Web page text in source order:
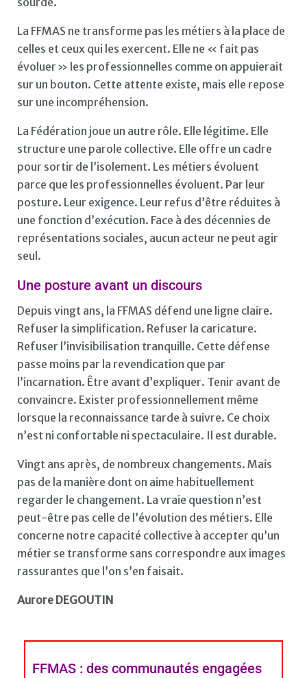
La FFMAS ne transforme pas les métiers à la place de
celles et ceux qui les exercent. Elle ne « fait pas
évoluer » les professionnelles comme on appuierait
sur un bouton. Cette attente existe, mais elle repose
sur une incompréhension.
La Fédération joue un autre rôle. Elle légitime. Elle
structure une parole collective. Elle offre un cadre
pour sortir de l’isolement. Les métiers évoluent
parce que les professionnelles évoluent. Par leur
posture. Leur exigence. Leur refus d’être réduites à
une fonction d’exécution. Face à des décennies de
représentations sociales, aucun acteur ne peut agir
seul.
Une posture avant un discours
Depuis vingt ans, la FFMAS défend une ligne claire.
Refuser la simplification. Refuser la caricature.
Refuser l’invisibilisation tranquille. Cette défense
passe moins par la revendication que par
l’incarnation. Être avant d’expliquer. Tenir avant de
convaincre. Exister professionnellement même
lorsque la reconnaissance tarde à suivre. Ce choix
n’est ni confortable ni spectaculaire. Il est durable.
Vingt ans après, de nombreux changements. Mais
pas de la manière dont on aime habituellement
regarder le changement. La vraie question n’est
peut-être pas celle de l’évolution des métiers. Elle
concerne notre capacité collective à accepter qu’un
métier se transforme sans correspondre aux images
rassurantes que l’on s’en faisait.
Aurore DEGOUTIN
FFMAS : des communautés engagées